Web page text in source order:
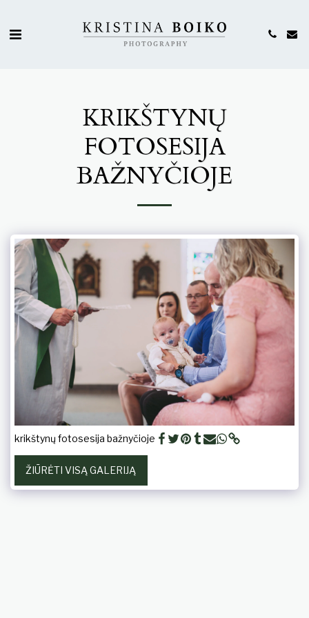
KRIKŠTYNŲ
FOTOSESIJA
BAŽNYČIOJE
krikštynų fotosesija bažnyčioje
ŽIŪRĖTI VISĄ GALERIJĄ